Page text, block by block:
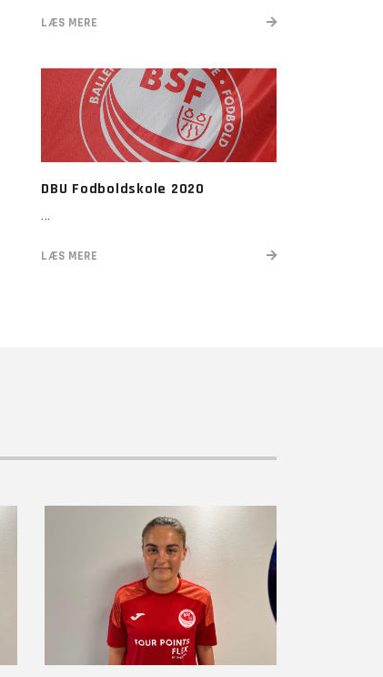
LÆS MERE
DBU Fodboldskole 2020
...
LÆS MERE